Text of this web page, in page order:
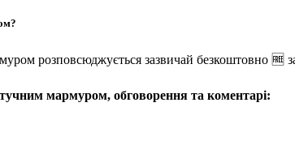
розповсюджується зазвичай безкоштовно 🆓
мармуром, обговорення та коментарі: